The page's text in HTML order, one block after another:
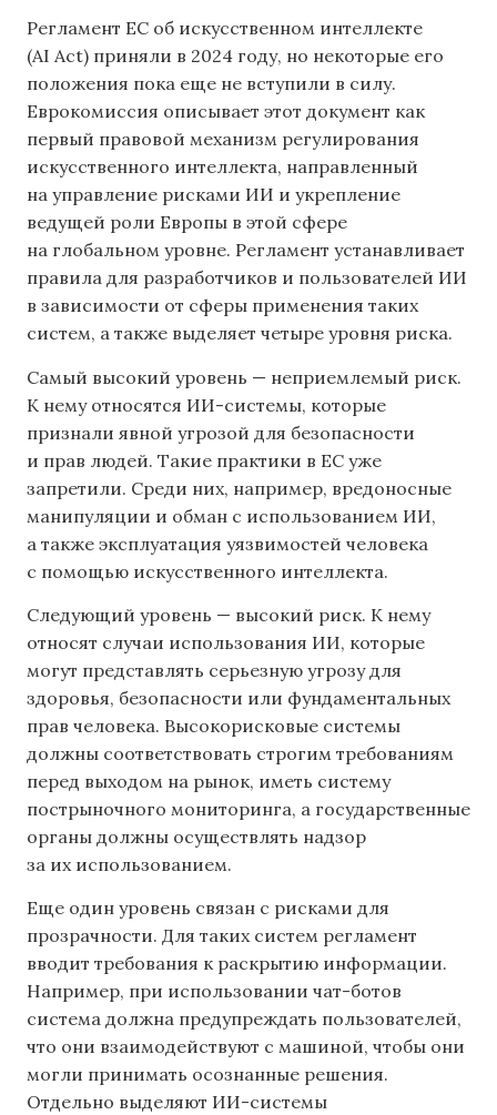
Регламент ЕС об искусственном интеллекте
(AI Act) приняли в 2024 году, но некоторые его
положения пока еще не вступили в силу.
Еврокомиссия описывает этот документ как
первый правовой механизм регулирования
искусственного интеллекта, направленный
на управление рисками ИИ и укрепление
ведущей роли Европы в этой сфере
на глобальном уровне. Регламент устанавливает
правила для разработчиков и пользователей ИИ
в зависимости от сферы применения таких
систем, а также выделяет четыре уровня риска.
Самый высокий уровень — неприемлемый риск.
К нему относятся ИИ-системы, которые
признали явной угрозой для безопасности
и прав людей. Такие практики в ЕС уже
запретили. Среди них, например, вредоносные
манипуляции и обман с использованием ИИ,
а также эксплуатация уязвимостей человека
с помощью искусственного интеллекта.
Следующий уровень — высокий риск. К нему
относят случаи использования ИИ, которые
могут представлять серьезную угрозу для
здоровья, безопасности или фундаментальных
прав человека. Высокорисковые системы
должны соответствовать строгим требованиям
перед выходом на рынок, иметь систему
пострыночного мониторинга, а государственные
органы должны осуществлять надзор
за их использованием.
Еще один уровень связан с рисками для
прозрачности. Для таких систем регламент
вводит требования к раскрытию информации.
Например, при использовании чат-ботов
система должна предупреждать пользователей,
что они взаимодействуют с машиной, чтобы они
могли принимать осознанные решения.
Отдельно выделяют ИИ-системы